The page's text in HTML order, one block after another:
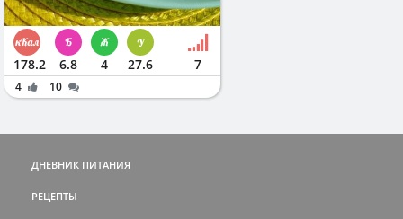
178.2 6.8 4 27.6 7
4 10
ДНЕВНИК ПИТАНИЯ
РЕЦЕПТЫ